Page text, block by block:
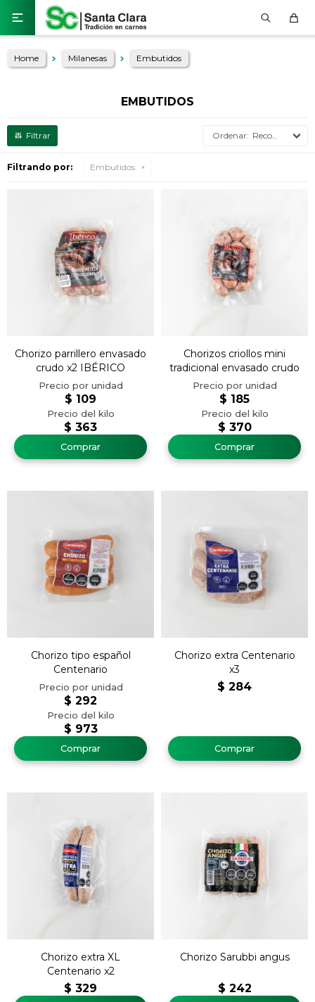

Home Milanesas Embutidos
EMBUTIDOS
Recomendados
Filtrando por: Embutidos
Chorizo parrillero envasado
crudo x2 IBÉRICO
$ 363
$ 109
Chorizos criollos mini
tradicional envasado crudo
$ 370
$ 185
Chorizo tipo español
Centenario
$ 973
$ 292
Chorizo extra Centenario
x3
$ 284
Chorizo extra XL
Centenario x2
$ 329
Chorizo Sarubbi angus
$ 242